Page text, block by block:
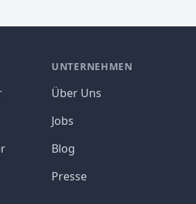
UNTERNEHMEN
Über Uns
Jobs
Blog
Presse